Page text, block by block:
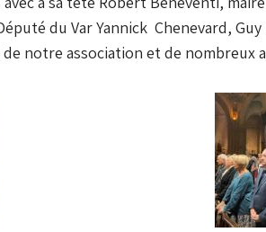
du Var Yannick Chenevard,
notre association et de nombreux